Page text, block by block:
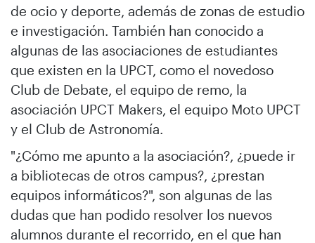
de ocio y deporte, además de zonas de estudio
e investigación. También han conocido a
algunas de las asociaciones de estudiantes
que existen en la UPCT, como el novedoso
Club de Debate, el equipo de remo, la
asociación UPCT Makers, el equipo Moto UPCT
y el Club de Astronomía.
"¿Cómo me apunto a la asociación?, ¿puede ir
a bibliotecas de otros campus?, ¿prestan
equipos informáticos?", son algunas de las
dudas que han podido resolver los nuevos
alumnos durante el recorrido, en el que han